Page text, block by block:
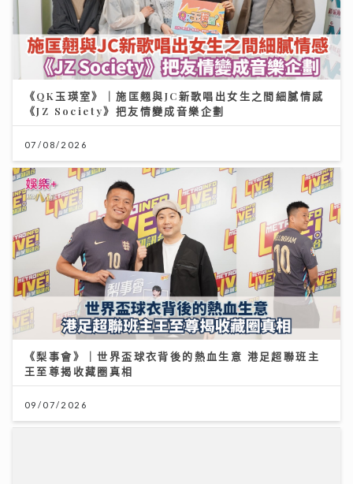
《QK玉瑛室》｜施匡翹與JC新歌唱出女生之間細膩情感
《JZ Society》把友情變成音樂企劃
07/08/2026
《梨事會》｜世界盃球衣背後的熱血生意 港足超聯班主
王至尊揭收藏圈真相
09/07/2026